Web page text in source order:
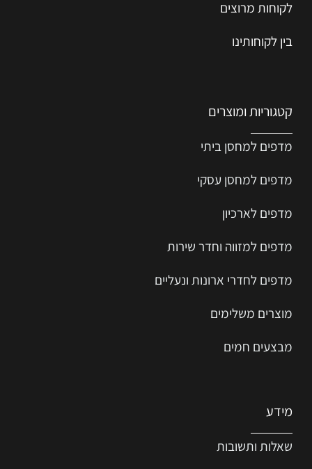
לקוחות מרוצים
בין לקוחותינו
קטגוריות ומוצרים
מדפים למחסן ביתי
מדפים למחסן עסקי
מדפים לארכיון
מדפים למזווה וחדר שירות
מדפים לחדרי ארונות ונעליים
מוצרים משלימים
מבצעים חמים
מידע
שאלות ותשובות